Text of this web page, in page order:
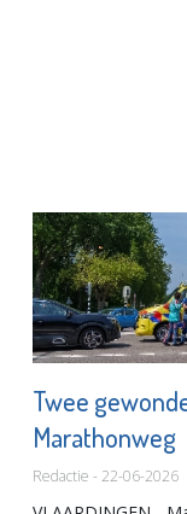
Twee
Marathonweg
Redactie - 22-06-2026